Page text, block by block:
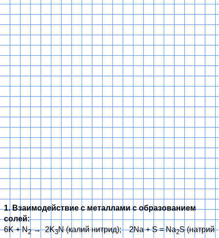
1. Взаимодействие с металлами с образованием
солей:
6K + N2→ 2K3N (калий нитрид); 2Na + S = Na2S (натрий